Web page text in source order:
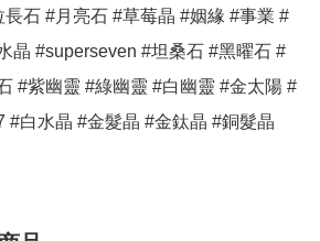
石 #月亮石 #草莓晶 #姻緣 #事業 #
晶 #superseven #坦桑石 #黑曜石 #
#紫幽靈 #綠幽靈 #白幽靈 #金太陽 #